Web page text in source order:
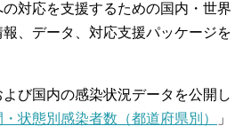
対応を支援するための国内・世界
、データ、対応支援パッケージを
び国内の感染状況データを公開し
状態別感染者数（都道府県別）
」